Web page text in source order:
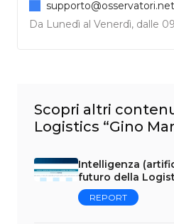
Da Lunedì al Venerdì, dalle
supporto@osservatori.net
Scopri altri
Logistics “Gino
Intelligenza
futuro della
REPORT